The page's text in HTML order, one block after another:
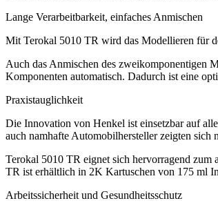
Lange Verarbeitbarkeit, einfaches Anmischen
Mit Terokal 5010 TR wird das Modellieren für
Auch das Anmischen des zweikomponentigen
Komponenten automatisch. Dadurch ist eine
Praxistauglichkeit
Die Innovation von Henkel ist einsetzbar auf
auch namhafte Automobilhersteller zeigten sich
Terokal 5010 TR eignet sich hervorragend zum
TR ist erhältlich in 2K Kartuschen von 175 ml
Arbeitssicherheit und Gesundheitsschutz